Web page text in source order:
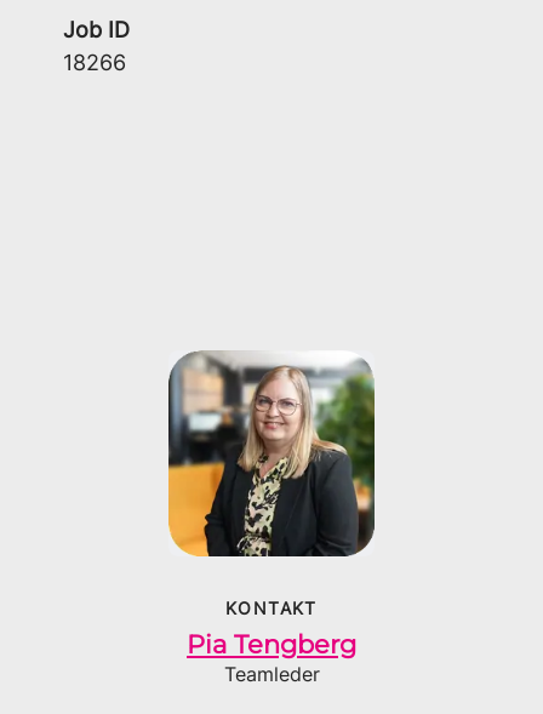
Job ID
18266
KONTAKT
Pia Tengberg
Teamleder